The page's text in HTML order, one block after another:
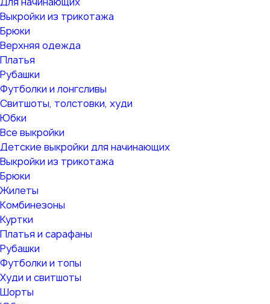
Выкройки из трикотажа
Брюки
Верхняя одежда
Платья
Рубашки
Футболки и лонгсливы
Свитшоты, толстовки, худи
Юбки
Все выкройки
Детские выкройки для начинающих
Выкройки из трикотажа
Брюки
Жилеты
Комбинезоны
Куртки
Платья и сарафаны
Рубашки
Футболки и топы
Худи и свитшоты
Шорты